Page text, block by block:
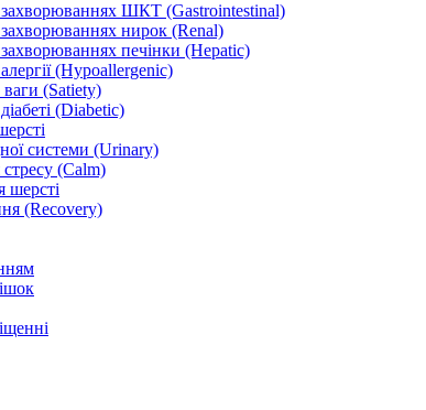
ШКТ (Gastrointestinal)
нирок (Renal)
печінки (Hepatic)
(Hypoallergenic)
(Satiety)
(Diabetic)
системи (Urinary)
(Calm)
шерсті
(Recovery)